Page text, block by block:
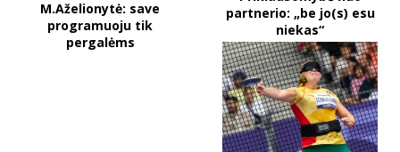
M.Aželionytė: save
programuoju tik
pergalėms
partnerio: „be jo(s) esu
niekas“